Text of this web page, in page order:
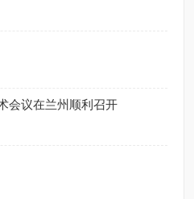
会议在兰州顺利召开